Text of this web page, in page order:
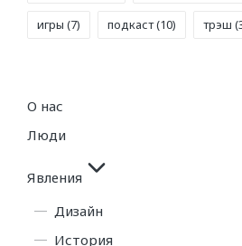
игры (7) подкаст(10) трэш
О нас
Люди
Явления
Дизайн
История